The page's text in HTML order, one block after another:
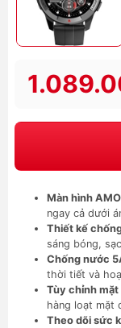
Màn hình
ngay cả dưới
Thiết kế
sáng bóng,
Chống nước
thời tiết và
Tùy chỉnh mặt
hàng loạt mặt
Theo dõi sức